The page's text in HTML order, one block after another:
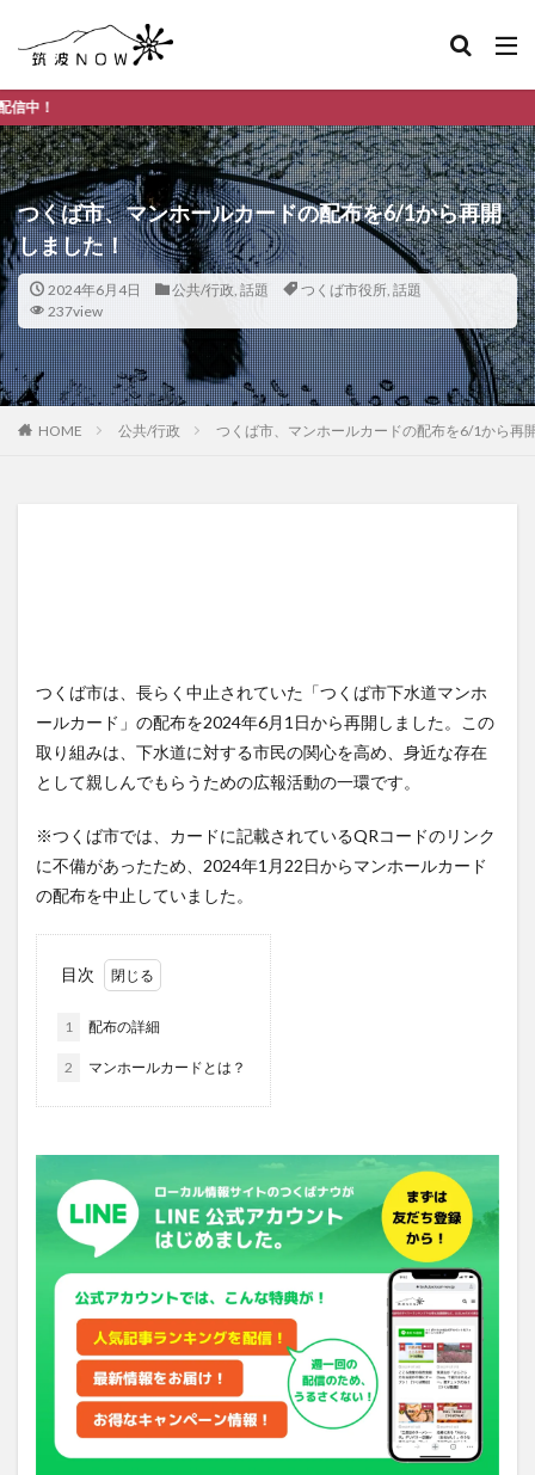
つくば市、マンホールカードの配布を6/1から再開
しました！
2024年6月4日 公共/行政, 話題 つくば市役所, 話題
237view
HOME 公共/行政 つくば市、マンホールカードの配布を6/1から再
つくば市は、長らく中止されていた「つくば市下水道マンホ
ールカード」の配布を2024年6月1日から再開しました。この
取り組みは、下水道に対する市民の関心を高め、身近な存在
として親しんでもらうための広報活動の一環です。
※つくば市では、カードに記載されているQRコードのリンク
に不備があったため、2024年1月22日からマンホールカード
の配布を中止していました。
目次
1 配布の詳細
2 マンホールカードとは？